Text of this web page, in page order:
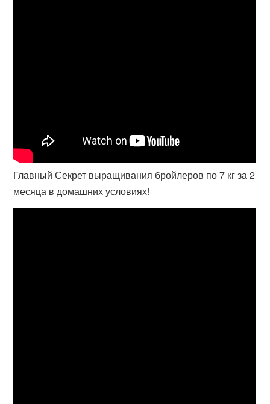
Главный Секрет выращивания бройлеров по 7 кг за 2
месяца в домашних условиях!